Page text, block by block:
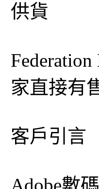
供貨
家直接有
客戶引言
Adobe數